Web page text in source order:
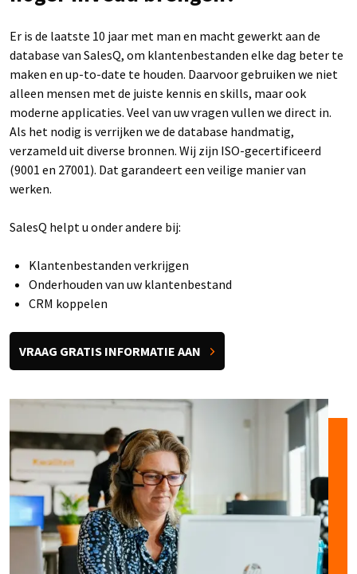
Er is de laatste 10 jaar met man en macht gewerkt aan de
database van SalesQ, om klantenbestanden elke dag beter te
maken en up-to-date te houden. Daarvoor gebruiken we niet
alleen mensen met de juiste kennis en skills, maar ook
moderne applicaties. Veel van uw vragen vullen we direct in.
Als het nodig is verrijken we de database handmatig,
verzameld uit diverse bronnen. Wij zijn ISO-gecertificeerd
(9001 en 27001). Dat garandeert een veilige manier van
werken.
SalesQ helpt u onder andere bij:
Klantenbestanden verkrijgen
Onderhouden van uw klantenbestand
CRM koppelen
VRAAG GRATIS INFORMATIE AAN